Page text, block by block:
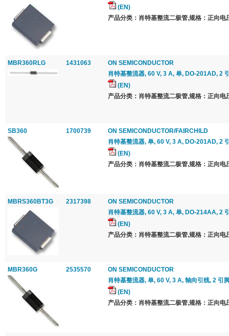
(EN)
产品分类：肖特基整流二极管,规格：正向电
MBR360RLG 1431063
ON SEMICONDUCTOR
肖特基整流器, 60 V, 3 A, 单, DO-201AD, 2
(EN)
产品分类：肖特基整流二极管,规格：正向电
SB360 1700739
ON SEMICONDUCTOR/FAIRCHILD
肖特基整流器, 单, 60 V, 3 A, DO-201AD, 2
(EN)
产品分类：肖特基整流二极管,规格：正向电
MBRS360BT3G 2317398
ON SEMICONDUCTOR
肖特基整流器, 60 V, 3 A, 单, DO-214AA, 2
(EN)
产品分类：肖特基整流二极管,规格：正向电
MBR360G 2535570
ON SEMICONDUCTOR
肖特基整流器, 单, 60 V, 3 A, 轴向引线, 2 引
(EN)
产品分类：肖特基整流二极管,规格：正向电